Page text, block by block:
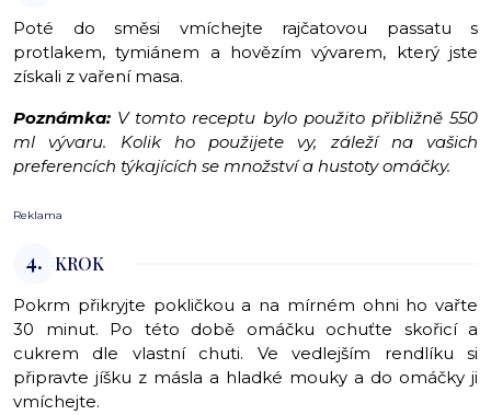
Poté do směsi vmíchejte rajčatovou passatu s
protlakem, tymiánem a hovězím vývarem, který jste
získali z vaření masa.
Poznámka: V tomto receptu bylo použito přibližně 550
ml vývaru. Kolik ho použijete vy, záleží na vašich
preferencích týkajících se množství a hustoty omáčky.
Reklama
4. KROK
Pokrm přikryjte pokličkou a na mírném ohni ho vařte
30 minut. Po této době omáčku ochuťte skořicí a
cukrem dle vlastní chuti. Ve vedlejším rendlíku si
připravte jíšku z másla a hladké mouky a do omáčky ji
vmíchejte.